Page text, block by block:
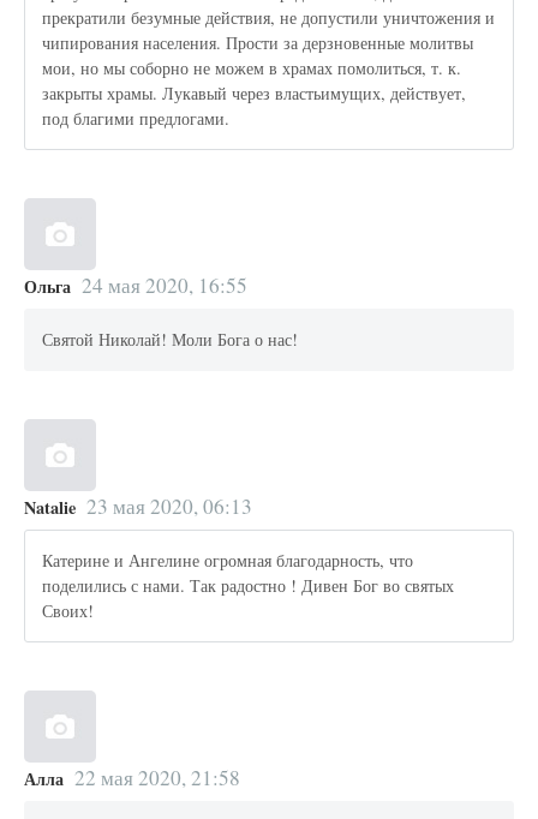
прекратили безумные действия, не допустили уничтожения и
чипирования населения. Прости за дерзновенные молитвы
мои, но мы соборно не можем в храмах помолиться, т. к.
закрыты храмы. Лукавый через властьимущих, действует,
под благими предлогами.
Ольга 24 мая 2020, 16:55
Святой Николай! Моли Бога о нас!
Natalie 23 мая 2020, 06:13
Катерине и Ангелине огромная благодарность, что
поделились с нами. Так радостно ! Дивен Бог во святых
Своих!
Алла 22 мая 2020, 21:58